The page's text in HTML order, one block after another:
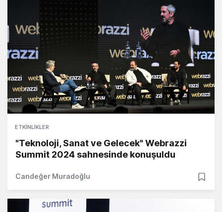
ETKINLIKLER
"Teknoloji, Sanat ve Gelecek" Webrazzi
Summit 2024 sahnesinde konuşuldu
Candeğer Muradoğlu